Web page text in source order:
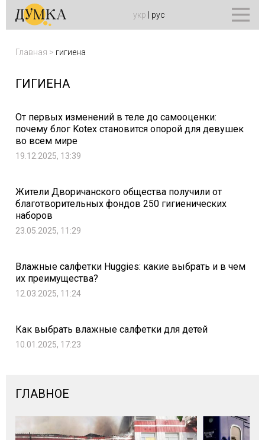
укр рус
Главная > гигиена
ГИГИЕНА
От первых изменений в теле до самооценки:
почему блог Kotex становится опорой для девушек
во всем мире
19.12.2025, 13:39
Жители Дворичанского общества получили от
благотворительных фондов 250 гигиенических
наборов
23.05.2025, 11:29
Влажные салфетки Huggies: какие выбрать и в чем
их преимущества?
12.03.2025, 11:24
Как выбрать влажные салфетки для детей
10.01.2025, 17:23
ГЛАВНОЕ